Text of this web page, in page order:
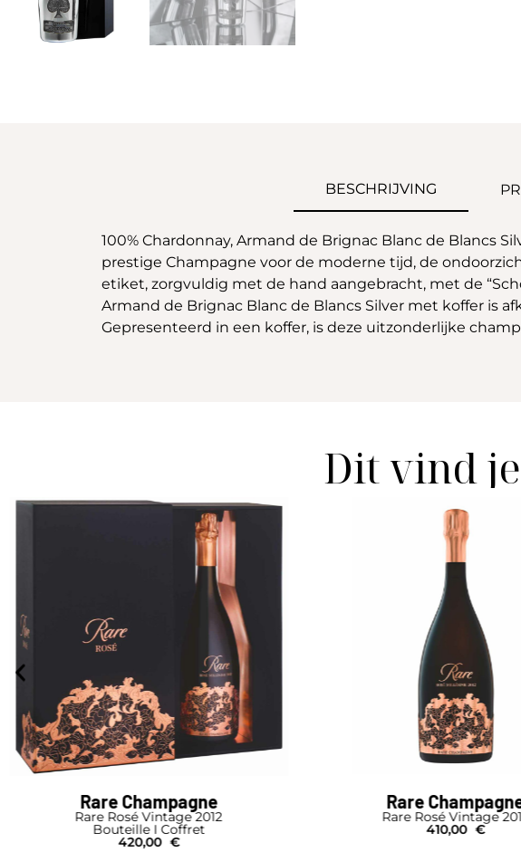
BESCHRIJVING
100% Chardonnay, Armand de Brignac Blanc de Blancs
prestige Champagne voor de moderne tijd, de
etiket, zorgvuldig met de hand aangebracht, met de
Armand de Brignac Blanc de Blancs Silver met koffer is
Gepresenteerd in een koffer, is deze uitzonderlijke
Dit vind
Rare Champagne
Rare Rosé Vintage 2012
410,00 €
Krug
Vintage 2008
Bouteille I Coffret